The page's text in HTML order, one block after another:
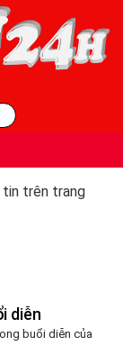
tin trên trang
diễn
buổi diễn của